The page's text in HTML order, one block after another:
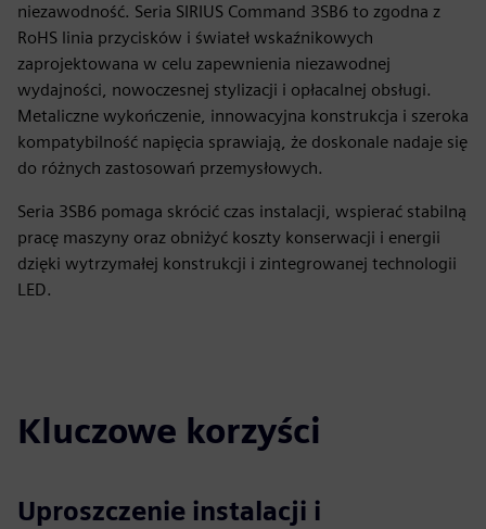
niezawodność. Seria SIRIUS Command 3SB6 to zgodna z
RoHS linia przycisków i świateł wskaźnikowych
zaprojektowana w celu zapewnienia niezawodnej
wydajności, nowoczesnej stylizacji i opłacalnej obsługi.
Metaliczne wykończenie, innowacyjna konstrukcja i szeroka
kompatybilność napięcia sprawiają, że doskonale nadaje się
do różnych zastosowań przemysłowych.
Seria 3SB6 pomaga skrócić czas instalacji, wspierać stabilną
pracę maszyny oraz obniżyć koszty konserwacji i energii
dzięki wytrzymałej konstrukcji i zintegrowanej technologii
LED.
Kluczowe korzyści
Uproszczenie instalacji i